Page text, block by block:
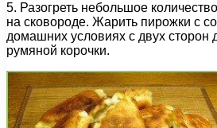
5. Разогреть небольшое
на сковороде. Жарить пирожки с
домашних условиях с двух сторон
румяной корочки.